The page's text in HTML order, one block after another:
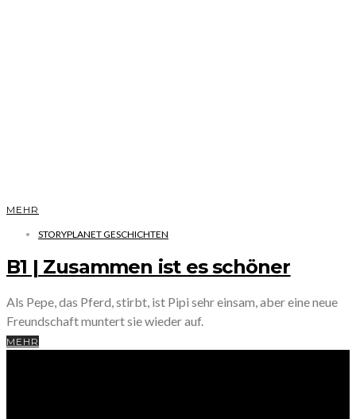
MEHR
STORYPLANET GESCHICHTEN
B1 | Zusammen ist es schöner
Als Pepe, das Pferd, stirbt, ist Pipi sehr einsam, aber eine neue
Freundschaft muntert sie wieder auf.
MEHR